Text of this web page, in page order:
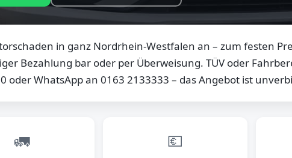
in ganz Nordrhein-Westfalen an – zum festen
Bezahlung bar oder per Überweisung. TÜV oder
oder WhatsApp an 0163 2133333 – das Angebot ist
🚛 💶